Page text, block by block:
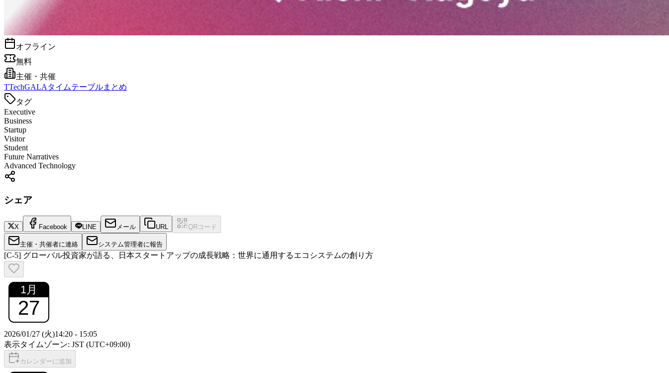
オフライン
無料
主催・共催
TTechGALAタイムテーブルまとめ
タグ
Executive
Business
Startup
Visitor
Student
Future Narratives
Advanced Technology
シェア
X Facebook LINE メール URL QRコード
主催・共催者に連絡 システム管理者に報告
[C-5] グローバル投資家が語る、日本スタートアップの成長戦略：世界に通用するエコシステムの創り方
1月
27
2026/01/27 (火)14:20 - 15:05
表示タイムゾーン: JST (UTC+09:00)
カレンダーに追加